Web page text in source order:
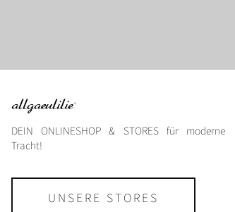
DEIN ONLINESHOP & STORES für moderne
Tracht!
UNSERE STORES